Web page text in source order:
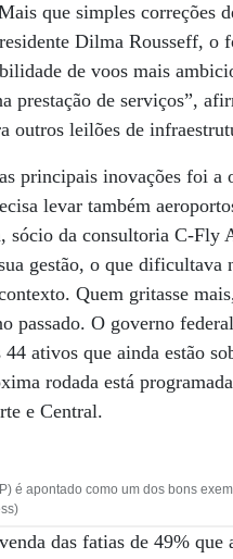
que simples
Dilma Rousseff, o
de voos mais
prestação de serviços”,
outros leilões de
principais inovações foi a
levar também
da consultoria C-Fly
gestão, o que dificultava
Quem gritasse
passado. O governo
ativos que ainda estão
rodada está
e Central.
é apontado como um dos bons
das fatias de 49% que